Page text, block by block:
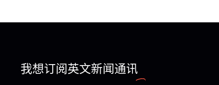
我想订阅英文新闻通讯